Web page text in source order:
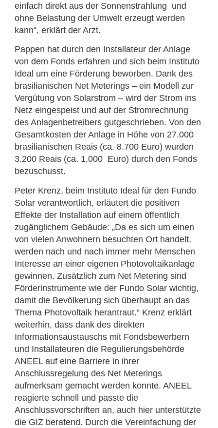
einfach direkt aus der Sonnenstrahlung und
ohne Belastung der Umwelt erzeugt werden
kann“, erklärt der Arzt.
Pappen hat durch den Installateur der Anlage
von dem Fonds erfahren und sich beim Instituto
Ideal um eine Förderung beworben. Dank des
brasilianischen Net Meterings – ein Modell zur
Vergütung von Solarstrom – wird der Strom ins
Netz eingespeist und auf der Stromrechnung
des Anlagenbetreibers gutgeschrieben. Von den
Gesamtkosten der Anlage in Höhe von 27.000
brasilianischen Reais (ca. 8.700 Euro) wurden
3.200 Reais (ca. 1.000 Euro) durch den Fonds
bezuschusst.
Peter Krenz, beim Instituto Ideal für den Fundo
Solar verantwortlich, erläutert die positiven
Effekte der Installation auf einem öffentlich
zugänglichem Gebäude: „Da es sich um einen
von vielen Anwohnern besuchten Ort handelt,
werden nach und nach immer mehr Menschen
Interesse an einer eigenen Photovoltaikanlage
gewinnen. Zusätzlich zum Net Metering sind
Förderinstrumente wie der Fundo Solar wichtig,
damit die Bevölkerung sich überhaupt an das
Thema Photovoltaik herantraut.“ Krenz erklärt
weiterhin, dass dank des direkten
Informationsaustauschs mit Fondsbewerbern
und Installateuren die Regulierungsbehörde
ANEEL auf eine Barriere in ihrer
Anschlussregelung des Net Meterings
aufmerksam gemacht werden konnte. ANEEL
reagierte schnell und passte die
Anschlussvorschriften an, auch hier unterstützte
die GIZ beratend. Durch die Vereinfachung der